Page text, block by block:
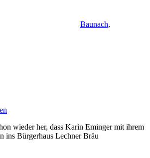
Baunach,
wieder her, dass Karin Eminger mit ihrem
ins Bürgerhaus Lechner Bräu